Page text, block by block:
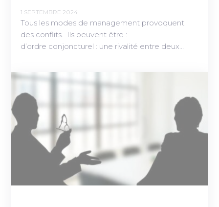
1 SEPTEMBRE 2024
Tous les modes de management provoquent
des conflits. Ils peuvent être :
d’ordre conjoncturel : une rivalité entre deux…